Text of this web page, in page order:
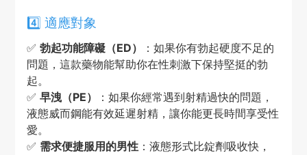
4️⃣ 適應對象
✅ 勃起功能障礙（ED）
：如果你有勃起硬度不足的
問題，這款藥物能幫助你在性刺激下保持堅挺的勃
起。
✅ 早洩（PE）
：如果你經常遇到射精過快的問題，
液態威而鋼能有效延遲射精，讓你能更長時間享受性
愛。
✅ 需求便捷服用的男性：液態形式比錠劑吸收快，